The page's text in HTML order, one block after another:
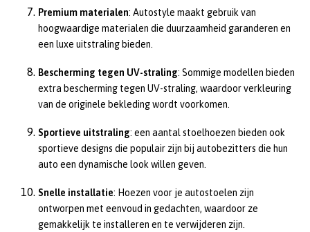
Premium materialen: Autostyle maakt gebruik van
hoogwaardige materialen die duurzaamheid garanderen en
een luxe uitstraling bieden.
Bescherming tegen UV-straling: Sommige modellen bieden
extra bescherming tegen UV-straling, waardoor verkleuring
van de originele bekleding wordt voorkomen.
Sportieve uitstraling: een aantal stoelhoezen bieden ook
sportieve designs die populair zijn bij autobezitters die hun
auto een dynamische look willen geven.
Snelle installatie: Hoezen voor je autostoelen zijn
ontworpen met eenvoud in gedachten, waardoor ze
gemakkelijk te installeren en te verwijderen zijn.